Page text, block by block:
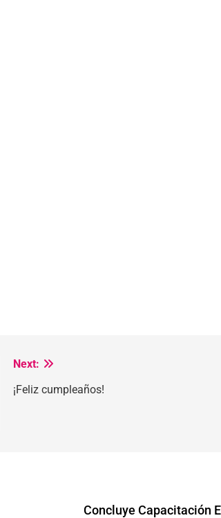
Next:
¡Feliz cumpleaños!
Concluye Capacitación